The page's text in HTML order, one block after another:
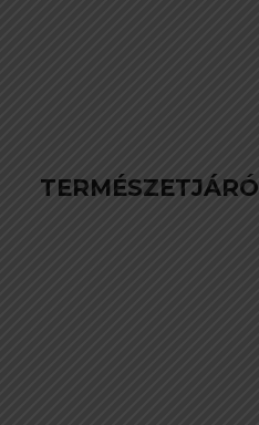
TERMÉSZETJÁRÓ